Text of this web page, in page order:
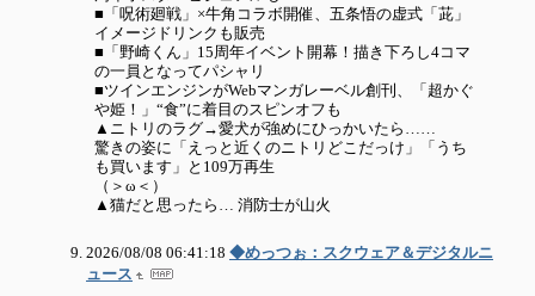
■「呪術廻戦」×牛角コラボ開催、五条悟の虚式「茈」
イメージドリンクも販売
■「野崎くん」15周年イベント開幕！描き下ろし4コマ
の一員となってパシャリ
■ツインエンジンがWebマンガレーベル創刊、「超かぐ
や姫！」“食”に着目のスピンオフも
▲ニトリのラグ→愛犬が強めにひっかいたら……
驚きの姿に「えっと近くのニトリどこだっけ」「うち
も買います」と109万再生
（＞ω＜）
▲猫だと思ったら… 消防士が山火
2026/08/08 06:41:18 ◆めっつぉ：スクウェア＆デジタルニ
ュース